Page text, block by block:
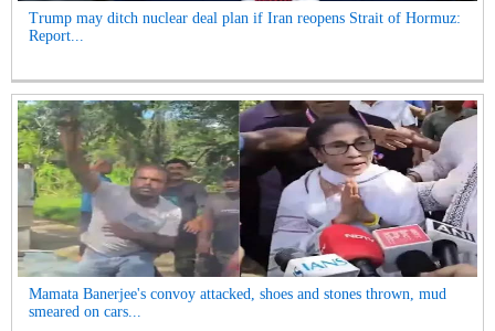
Trump may ditch nuclear deal plan if Iran reopens Strait of Hormuz:
Report...
Mamata Banerjee's convoy attacked, shoes and stones thrown, mud
smeared on cars...